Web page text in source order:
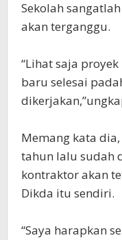
Sekolah
akan terganggu.
“Lihat saja
baru selesai
Memang kata dia,
tahun lalu sudah
kontraktor akan
Dikda itu sendiri.
“Saya harapkan